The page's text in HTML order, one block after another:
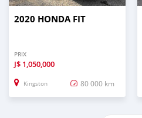
2020 HONDA FIT
PRIX
J$ 1,050,000
Kingston 80 000 km